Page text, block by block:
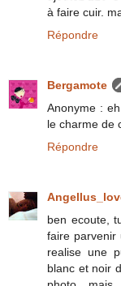
à faire cuir.
Répondre
Bergamote
Anonyme :
le charme de
Répondre
ben ecoute,
faire parvenir
realise une
blanc et noir